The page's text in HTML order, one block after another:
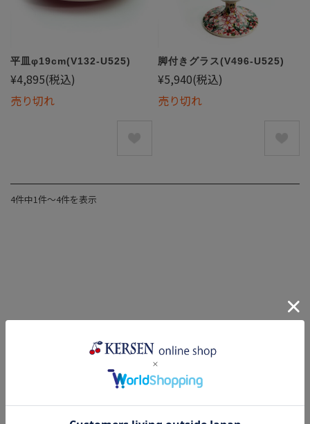
平皿φ19cm(V132-U525)
¥4,895(税込)
売り切れ
脚付きグラス(V496-U525)
¥5,940(税込)
売り切れ
4件中1件〜4件を表示